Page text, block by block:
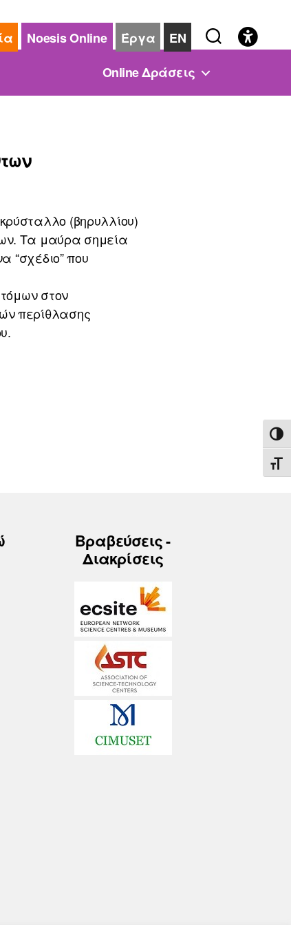
Noesis Online Έργα
EN
Online Δράσεις
(βηρυλλίου)
Τα μαύρα σημεία
“σχέδιο” που
στον
περίθλασης
Βραβεύσεις -
Διακρίσεις